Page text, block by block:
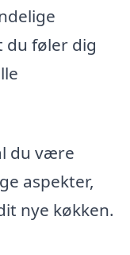
du føler dig
du være
aspekter,
nye køkken.